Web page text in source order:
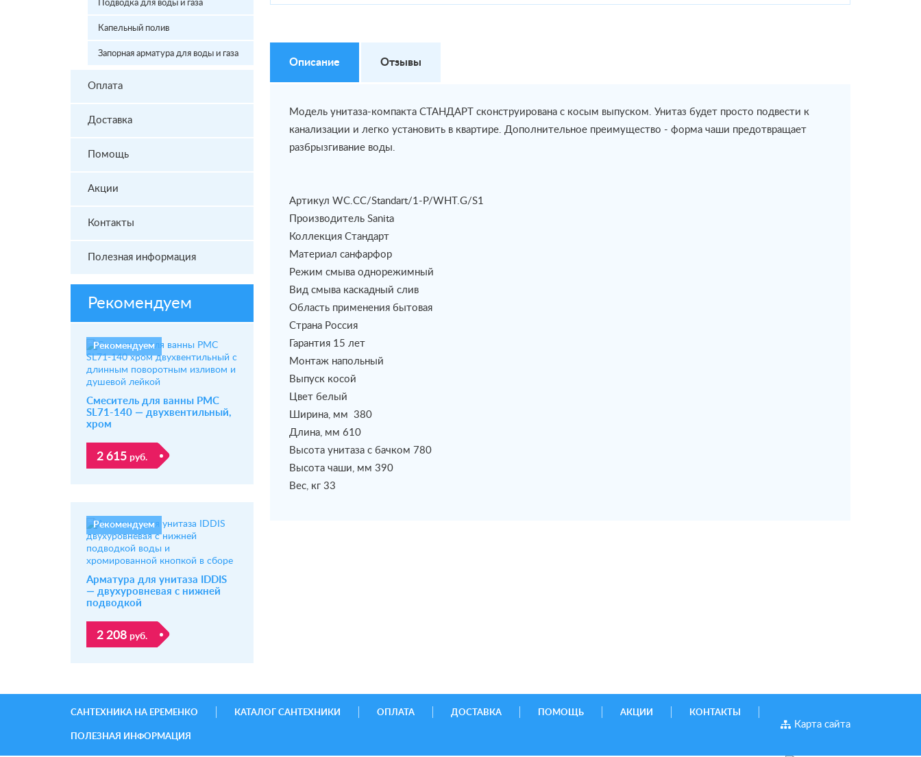
Подводка для воды и газа
Капельный полив
Запорная арматура для воды и газа
Оплата
Доставка
Помощь
Акции
Контакты
Полезная информация
Рекомендуем
Рекомендуем
Смеситель для ванны РМС
SL71-140 — двухвентильный,
хром
2 615 руб.
Рекомендуем
Арматура для унитаза IDDIS
— двухуровневая с нижней
подводкой
2 208 руб.
Описание Отзывы
Модель унитаза-компакта СТАНДАРТ сконструирована с косым выпуском. Унитаз будет просто подвести к
канализации и легко установить в квартире. Дополнительное преимущество - форма чаши предотвращает
разбрызгивание воды.
Артикул WC.CC/Standart/1-P/WHT.G/S1
Производитель Sanita
Коллекция Стандарт
Материал санфарфор
Режим смыва однорежимный
Вид смыва каскадный слив
Область применения бытовая
Страна Россия
Гарантия 15 лет
Монтаж напольный
Выпуск косой
Цвет белый
Ширина, мм 380
Длина, мм 610
Высота унитаза с бачком 780
Высота чаши, мм 390
Вес, кг 33
САНТЕХНИКА НА ЕРЕМЕНКО КАТАЛОГ САНТЕХНИКИ ОПЛАТА ДОСТАВКА ПОМОЩЬ АКЦИИ КОНТАКТЫ
ПОЛЕЗНАЯ ИНФОРМАЦИЯ
Карта сайта